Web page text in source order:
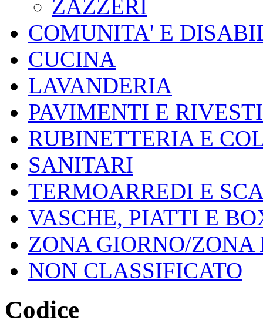
ZAZZERI
COMUNITA' E
CUCINA
LAVANDERIA
PAVIMENTI E
RUBINETTERIA E
SANITARI
TERMOARREDI E
VASCHE, PIATTI E
ZONA GIORNO/ZONA
NON CLASSIFICATO
Codice